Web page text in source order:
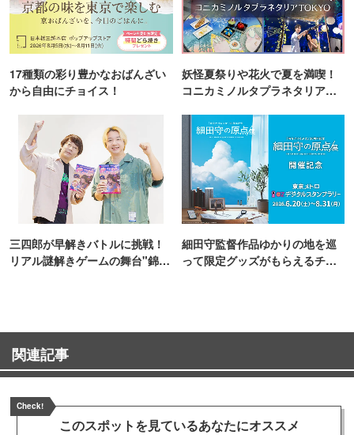
17種類の彩り豊かなおばんざい
から自由にチョイス！
妖怪夏祭りや花火で夏を満喫！
コニカミノルタプラネタリア
三四郎が早解きバトルに挑戦！
リアル謎解きゲームの舞台"錦糸
細田守監督作品ゆかりの地を巡
って限定グッズがもらえるチャ
関連記事
Check!
このスポットを見ているあなたにオススメ